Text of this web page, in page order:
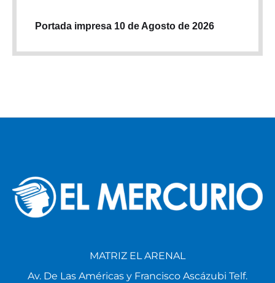
Portada impresa 10 de Agosto de 2026
MATRIZ EL ARENAL
Av. De Las Américas y Francisco Ascázubi Telf.